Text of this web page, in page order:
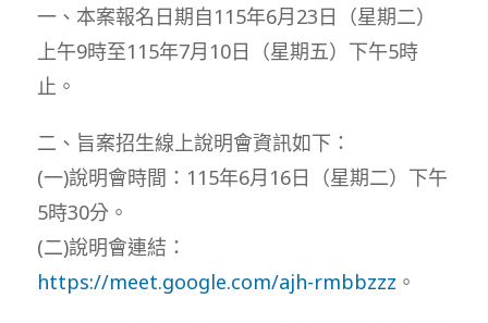
一、本案報名日期自115年6月23日（星期二）
上午9時至115年7月10日（星期五）下午5時
止。
二、旨案招生線上說明會資訊如下：
(一)說明會時間：115年6月16日（星期二）下午
5時30分。
(二)說明會連結：
https://meet.google.com/ajh-rmbbzzz 。